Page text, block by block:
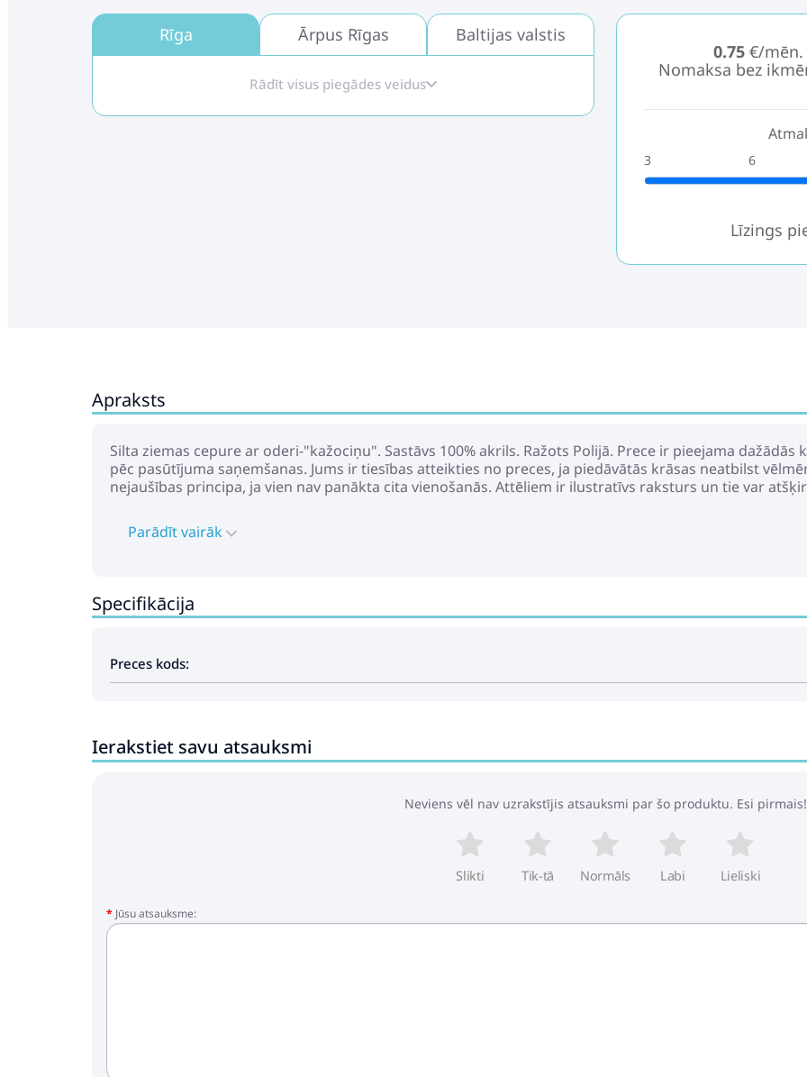
Rīga Ārpus Rīgas Baltijas valstis
Rādīt visus piegādes veidus
0.75€/mēn.
Nomaksa bez
3 6
Līzings
Apraksts
Silta ziemas cepure ar oderi-"kažociņu". Sastāvs 100% akrils. Ražots Polijā. Prece ir pieejama
pēc pasūtījuma saņemšanas. Jums ir tiesības atteikties no preces, ja piedāvātās krāsas neatbilst
nejaušības principa, ja vien nav panākta cita vienošanās. Attēliem ir ilustratīvs raksturs un tie var
Parādīt vairāk
Specifikācija
Preces kods:
Ierakstiet savu atsauksmi
Neviens vēl nav uzrakstījis atsauksmi par šo produktu. Esi pirmais!
Slikti Tik-tā Normāls Labi Lieliski
Jūsu atsauksme: